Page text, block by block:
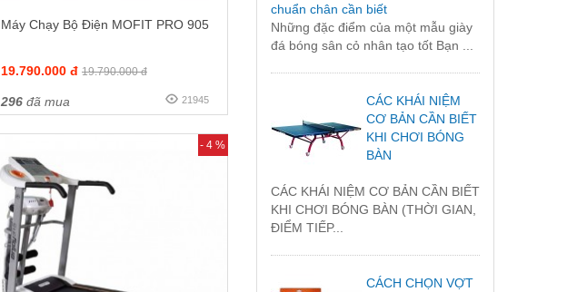
Máy Chạy Bộ Điện MOFIT PRO 905
19.790.000 đ 19.790.000 đ
296đã mua 21945
- 4 %
chuẩn chân cần biết
Những đặc điểm của một mẫu giày
đá bóng sân cỏ nhân tạo tốt Bạn ...
CÁC KHÁI NIỆM
CƠ BẢN CẦN BIẾT
KHI CHƠI BÓNG
BÀN
CÁC KHÁI NIỆM CƠ BẢN CẦN BIẾT
KHI CHƠI BÓNG BÀN (THỜI GIAN,
ĐIỂM TIẾP...
CÁCH CHỌN VỢT